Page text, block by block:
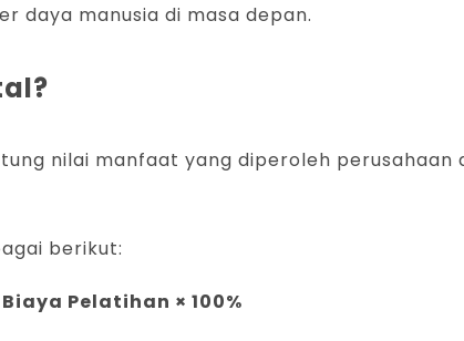
daya manusia di masa depan.
nilai manfaat yang diperoleh
berikut:
Pelatihan × 100%